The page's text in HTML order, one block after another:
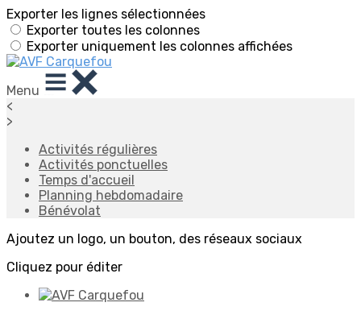
Exporter les lignes sélectionnées
Exporter toutes les colonnes
Exporter uniquement les colonnes affichées
Menu
<
>
Activités régulières
Activités ponctuelles
Temps d'accueil
Planning hebdomadaire
Bénévolat
Ajoutez un logo, un bouton, des réseaux sociaux
Cliquez pour éditer